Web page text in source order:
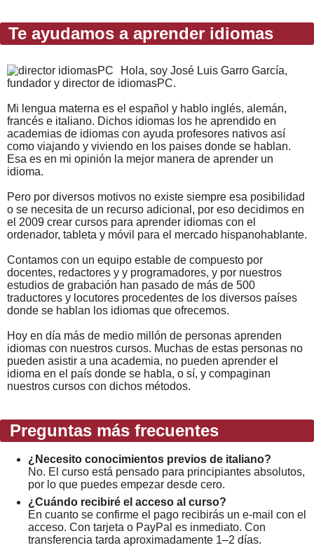
Te ayudamos a aprender idiomas
Hola, soy José Luis Garro García,
fundador y director de idiomasPC.
Mi lengua materna es el español y hablo inglés, alemán,
francés e italiano. Dichos idiomas los he aprendido en
academias de idiomas con ayuda profesores nativos así
como viajando y viviendo en los paises donde se hablan.
Esa es en mi opinión la mejor manera de aprender un
idioma.
Pero por diversos motivos no existe siempre esa posibilidad
o se necesita de un recurso adicional, por eso decidimos en
el 2009 crear cursos para aprender idiomas con el
ordenador, tableta y móvil para el mercado hispanohablante.
Contamos con un equipo estable de compuesto por
docentes, redactores y y programadores, y por nuestros
estudios de grabación han pasado de más de 500
traductores y locutores procedentes de los diversos países
donde se hablan los idiomas que ofrecemos.
Hoy en día más de medio millón de personas aprenden
idiomas con nuestros cursos. Muchas de estas personas no
pueden asistir a una academia, no pueden aprender el
idioma en el país donde se habla, o sí, y compaginan
nuestros cursos con dichos métodos.
Preguntas más frecuentes
¿Necesito conocimientos previos de italiano?
No. El curso está pensado para principiantes absolutos,
por lo que puedes empezar desde cero.
¿Cuándo recibiré el acceso al curso?
En cuanto se confirme el pago recibirás un e-mail con el
acceso. Con tarjeta o PayPal es inmediato. Con
transferencia tarda aproximadamente 1–2 días.